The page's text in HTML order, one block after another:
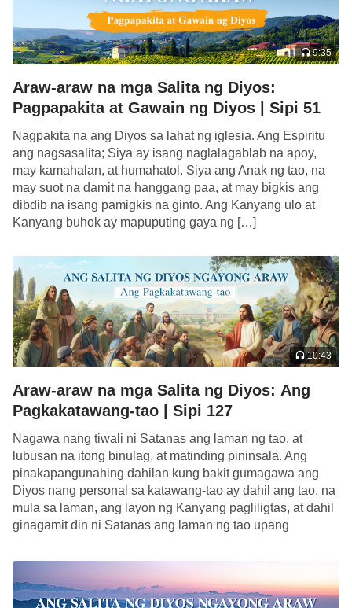
9:35
Araw-araw na mga Salita ng Diyos:
Pagpapakita at Gawain ng Diyos | Sipi 51
Nagpakita na ang Diyos sa lahat ng iglesia. Ang Espiritu
ang nagsasalita; Siya ay isang naglalagablab na apoy,
may kamahalan, at humahatol. Siya ang Anak ng tao, na
may suot na damit na hanggang paa, at may bigkis ang
dibdib na isang pamigkis na ginto. Ang Kanyang ulo at
Kanyang buhok ay mapuputing gaya ng […]
10:43
Araw-araw na mga Salita ng Diyos: Ang
Pagkakatawang-tao | Sipi 127
Nagawa nang tiwali ni Satanas ang laman ng tao, at
lubusan na itong binulag, at matinding pininsala. Ang
pinakapangunahing dahilan kung bakit gumagawa ang
Diyos nang personal sa katawang-tao ay dahil ang tao, na
mula sa laman, ang layon ng Kanyang pagliligtas, at dahil
ginagamit din ni Satanas ang laman ng tao upang